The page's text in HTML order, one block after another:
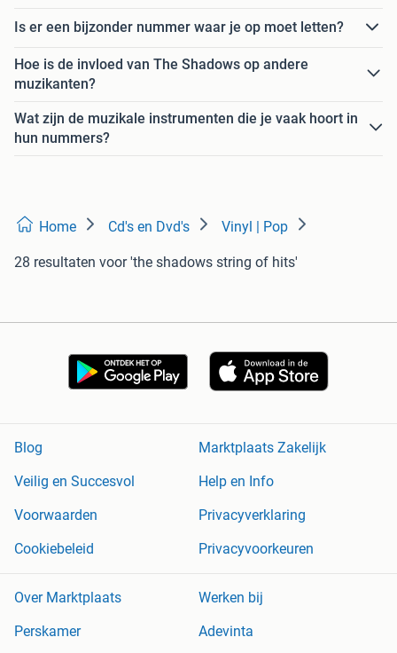
Is er een bijzonder nummer waar je op moet letten?
Hoe is de invloed van The Shadows op andere
muzikanten?
Wat zijn de muzikale instrumenten die je vaak hoort in
hun nummers?
Home Cd's en Dvd's Vinyl | Pop
28 resultaten voor 'the shadows string of hits'
Blog
Marktplaats Zakelijk
Veilig en Succesvol
Help en Info
Voorwaarden
Privacyverklaring
Cookiebeleid
Privacyvoorkeuren
Over Marktplaats
Werken bij
Perskamer
Adevinta